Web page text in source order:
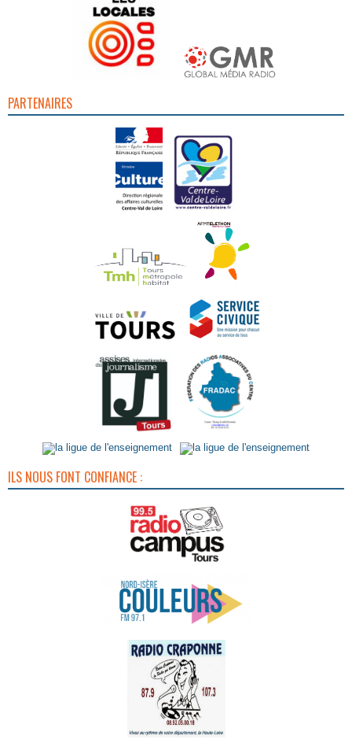
PARTENAIRES
ILS NOUS FONT CONFIANCE :